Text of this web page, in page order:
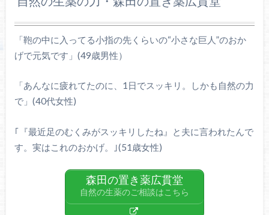
「鞄の中に入ってる小指の先くらいの“小さな巨人”のおか
げで元気です」(49歳男性）
「あんなに疲れてたのに、1日でスッキリ。しかも自然の力
で」(40代女性)
｢『最近足のむくみがスッキリしたね』と夫に言われたんで
す。実はこれのおかげ。｣(51歳女性)
森田の置き薬広貫堂
自然の生薬のご相談はこちら